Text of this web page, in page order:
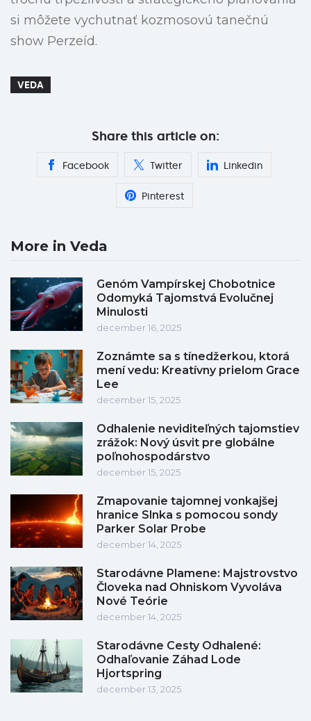
si môžete vychutnať kozmosovú tanečnú
show Perzeíd.
VEDA
Share this article on:
Facebook Twitter Linkedin
Pinterest
More in Veda
Genóm Vampírskej Chobotnice
Odomyká Tajomstvá Evolučnej
Minulosti
december 16, 2025
Zoznámte sa s tínedžerkou, ktorá
mení vedu: Kreatívny prielom Grace
Lee
december 15, 2025
Odhalenie neviditeľných tajomstiev
zrážok: Nový úsvit pre globálne
poľnohospodárstvo
december 15, 2025
Zmapovanie tajomnej vonkajšej
hranice Slnka s pomocou sondy
Parker Solar Probe
december 14, 2025
Starodávne Plamene: Majstrovstvo
Človeka nad Ohniskom Vyvoláva
Nové Teórie
december 14, 2025
Starodávne Cesty Odhalené:
Odhaľovanie Záhad Lode
Hjortspring
december 13, 2025